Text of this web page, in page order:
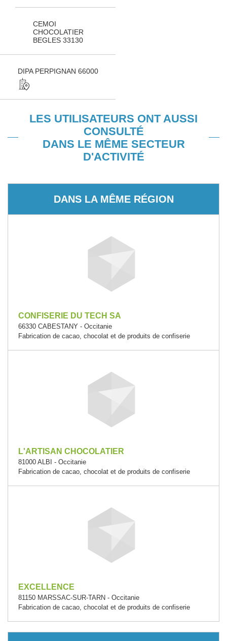
CEMOI
CHOCOLATIER
BEGLES 33130
DIPA PERPIGNAN 66000
LES UTILISATEURS ONT AUSSI
CONSULTÉ
DANS LE MÊME SECTEUR
D'ACTIVITÉ
DANS LA MÊME RÉGION
CONFISERIE DU TECH SA
66330 CABESTANY - Occitanie
Fabrication de cacao, chocolat et de produits de confiserie
L'ARTISAN CHOCOLATIER
81000 ALBI - Occitanie
Fabrication de cacao, chocolat et de produits de confiserie
EXCELLENCE
81150 MARSSAC-SUR-TARN - Occitanie
Fabrication de cacao, chocolat et de produits de confiserie